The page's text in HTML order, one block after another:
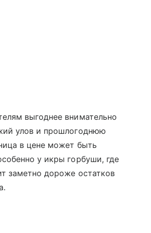
выгоднее внимательно
улов и прошлогоднюю
в цене может быть
у икры горбуши, где
заметно дороже остатков